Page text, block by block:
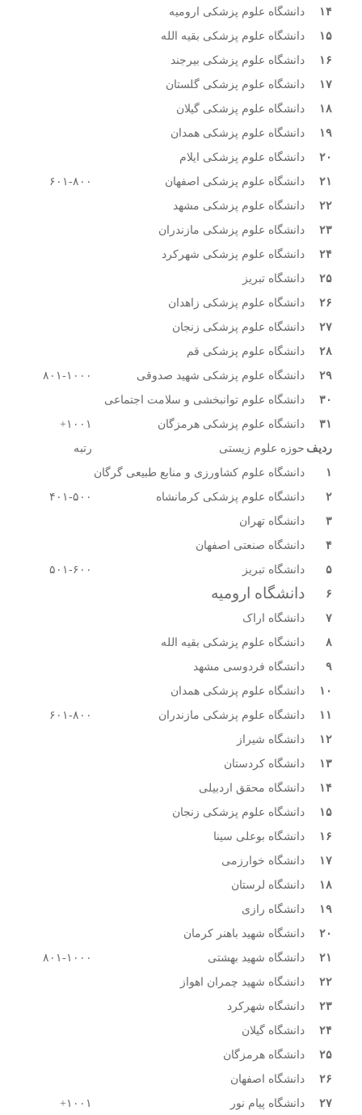
۱۴
دانشگاه علوم پزشکی ارومیه
۱۵
دانشگاه علوم پزشکی بقیه الله
۶۰۱-۸۰۰
۱۶
دانشگاه علوم پزشکی بیرجند
۱۷
دانشگاه علوم پزشکی گلستان
۱۸
دانشگاه علوم پزشکی گیلان
۱۹
دانشگاه علوم پزشکی همدان
۲۰
دانشگاه علوم پزشکی ایلام
۲۱
دانشگاه علوم پزشکی اصفهان
۲۲
دانشگاه علوم پزشکی مشهد
۲۳
دانشگاه علوم پزشکی مازندران
۲۴
دانشگاه علوم پزشکی شهرکرد
۲۵
دانشگاه تبریز
۲۶
دانشگاه علوم پزشکی زاهدان
۲۷
دانشگاه علوم پزشکی زنجان
۲۸
دانشگاه علوم پزشکی قم
۸۰۱-۱۰۰۰
۲۹
دانشگاه علوم پزشکی شهید صدوقی
۳۰
دانشگاه علوم توانبخشی و سلامت اجتماعی
۳۱
دانشگاه علوم پزشکی هرمزگان
۱۰۰۱+
ردیف حوزه علوم زیستی
رتبه
۱
دانشگاه علوم کشاورزی و منابع طبیعی گرگان
۴۰۱-۵۰۰
۲
دانشگاه علوم پزشکی کرمانشاه
۳
دانشگاه تهران
۴
دانشگاه صنعتی اصفهان
۵۰۱-۶۰۰
۵
دانشگاه تبریز
۶
دانشگاه ارومیه
۷ دانشگاه اراک
۶۰۱-۸۰۰
۸
دانشگاه علوم پزشکی بقیه الله
۹
دانشگاه فردوسی مشهد
۱۰
دانشگاه علوم پزشکی همدان
۱۱
دانشگاه علوم پزشکی مازندران
۱۲
دانشگاه شیراز
۱۳
دانشگاه کردستان
۱۴
دانشگاه محقق اردبیلی
۱۵
دانشگاه علوم پزشکی زنجان
۱۶
دانشگاه بوعلی سینا
۸۰۱-۱۰۰۰
۱۷
دانشگاه خوارزمی
۱۸
دانشگاه لرستان
۱۹
دانشگاه رازی
۲۰
دانشگاه شهید باهنر کرمان
۲۱
دانشگاه شهید بهشتی
۲۲
دانشگاه شهید چمران اهواز
۲۳
دانشگاه شهرکرد
۲۴
دانشگاه گیلان
۲۵
دانشگاه هرمزگان
۲۶
دانشگاه اصفهان
۲۷
دانشگاه پیام نور
۱۰۰۱+